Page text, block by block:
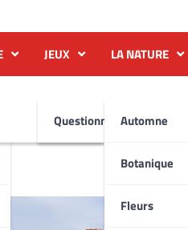
JEUX
Questionnaire
LA NATURE
Automne
Botanique
Fleurs